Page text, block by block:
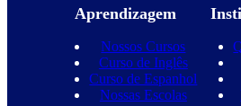
Aprendizagem
Nossos Cursos
Curso de Inglês
Curso de Espanhol
Nossas Escolas